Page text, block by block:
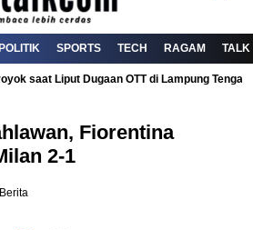
POLITIK SPORTS TECH RAGAM TALK
saat Liput Dugaan OTT di Lampung
Fiorentina
2-1